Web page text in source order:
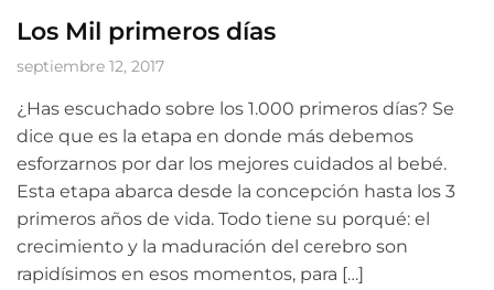
Los Mil primeros días
septiembre 12, 2017
¿Has escuchado sobre los 1.000 primeros días? Se
dice que es la etapa en donde más debemos
esforzarnos por dar los mejores cuidados al bebé.
Esta etapa abarca desde la concepción hasta los 3
primeros años de vida. Todo tiene su porqué: el
crecimiento y la maduración del cerebro son
rapidísimos en esos momentos, para […]